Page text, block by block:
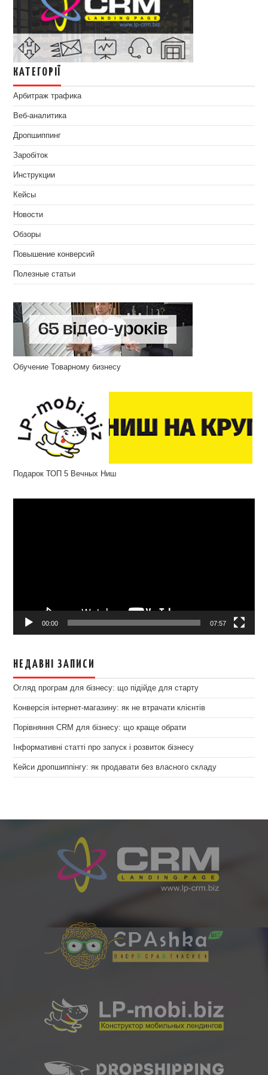
КАТЕГОРІЇ
Арбитраж трафика
Веб-аналитика
Дропшиппинг
Заробіток
Инструкции
Кейсы
Новости
Обзоры
Повышение конверсий
Полезные статьи
Обучение Товарному бизнесу
Подарок ТОП 5 Вечных Ниш
00:00 07:57
НЕДАВНІ ЗАПИСИ
Огляд програм для бізнесу: що підійде для старту
Конверсія інтернет-магазину: як не втрачати клієнтів
Порівняння CRM для бізнесу: що краще обрати
Інформативні статті про запуск і розвиток бізнесу
Кейси дропшиппінгу: як продавати без власного складу